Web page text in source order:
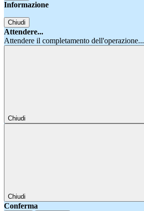
Informazione
Chiudi
Attendere...
Attendere il completamento dell'operazione...
Chiudi
Chiudi
Conferma